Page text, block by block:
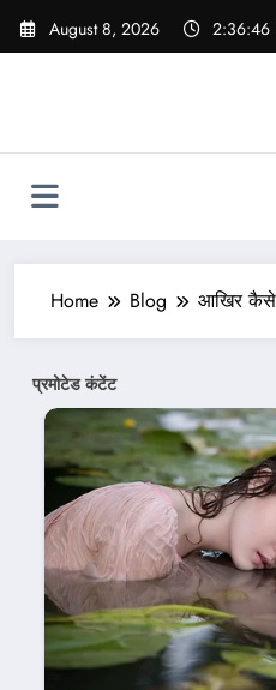
Skip
August 8, 2026 2:36:48
Home Blog आखिर कैसे